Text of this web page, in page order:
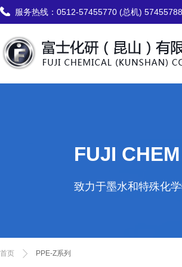
服务热线： 0512-57455770 (总机)
FUJI CHEM
致力于墨水和特殊化
首页 PPE-Z系列